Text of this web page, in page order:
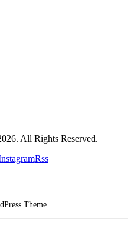
All Rights Reserved.
Rss
Theme